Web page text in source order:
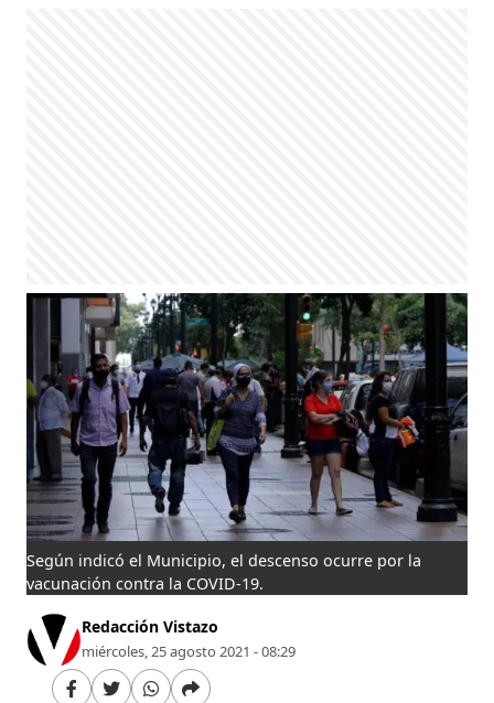
Según indicó el Municipio, el descenso ocurre por la
vacunación contra la COVID-19.
Redacción Vistazo
miércoles, 25 agosto 2021 - 08:29